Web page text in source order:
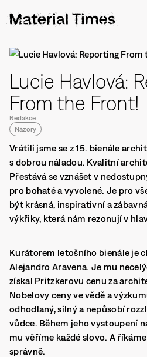
Lucie Havlová:
From the Front!
Redakce
Názory
Vrátili jsme se z 15. bienále
s dobrou náladou. Kvalitní
Přestává se vznášet v
pro bohaté a vyvolené. Je pro
být krásná, inspirativní a
výkřiky, která nám rezonují v
Kurátorem letošního bienále je
Alejandro Aravena. Je mu
získal Pritzkerovu cenu za
Nobelovy ceny ve vědě a
odhodlaný, silný a nepůsobí
vůdce. Během jeho vystoupení
mu věříme každé slovo. A
správně.